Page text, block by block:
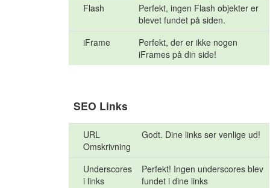
Flash
Perfekt, ingen Flash objekter er
blevet fundet på siden.
iFrame
Perfekt, der er ikke nogen
iFrames på din side!
SEO Links
URL
Omskrivning
Godt. Dine links ser venlige ud!
Underscores
i links
Perfekt! Ingen underscores blev
fundet i dine links